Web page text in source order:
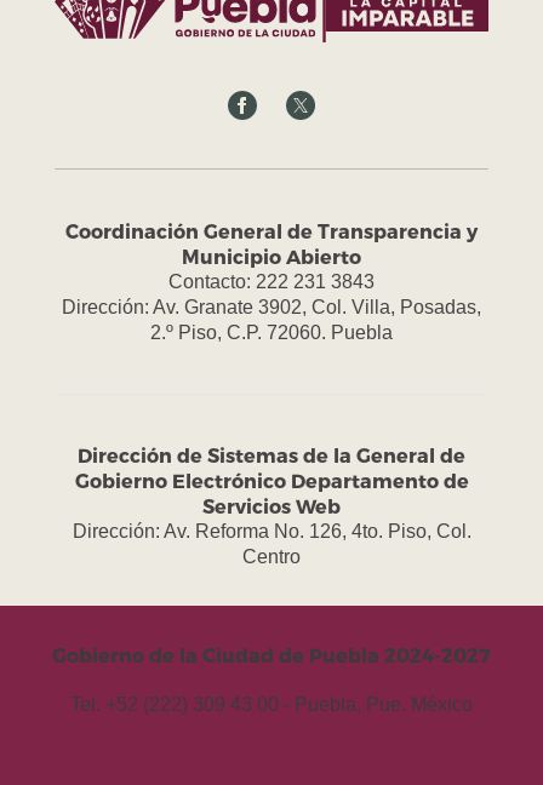
Coordinación General de Transparencia y
Municipio Abierto
Contacto: 222 231 3843
Dirección: Av. Granate 3902, Col. Villa, Posadas,
2.º Piso, C.P. 72060. Puebla
Dirección de Sistemas de la General de
Gobierno Electrónico Departamento de
Servicios Web
Dirección: Av. Reforma No. 126, 4to. Piso, Col.
Centro
Gobierno de la Ciudad de Puebla 2024-2027
Tel. +52 (222) 309 43 00 - Puebla, Pue. México